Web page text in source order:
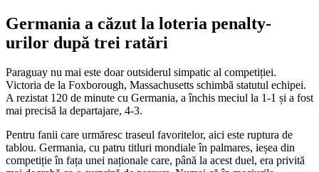
Germania a căzut la loteria penalty-
urilor după trei ratări
Paraguay nu mai este doar outsiderul simpatic al competiției.
Victoria de la Foxborough, Massachusetts schimbă statutul echipei.
A rezistat 120 de minute cu Germania, a închis meciul la 1-1 și a fost
mai precisă la departajare, 4-3.
Pentru fanii care urmăresc traseul favoritelor, aici este ruptura de
tablou. Germania, cu patru titluri mondiale în palmares, ieșea din
competiție în fața unei naționale care, până la acest duel, era privită